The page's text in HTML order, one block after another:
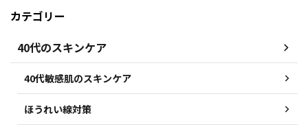
カテゴリー
40代のスキンケア
40代敏感肌のスキンケア
ほうれい線対策